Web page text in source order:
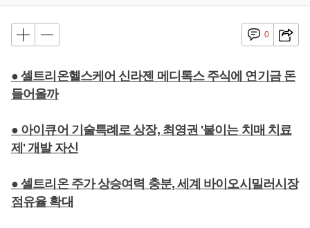
0
● 셀트리온헬스케어 신라젠 메디톡스 주식에 연기금 돈
들어올까
● 아이큐어 기술특례로 상장, 최영권 '붙이는 치매 치료
제' 개발 자신
● 셀트리온 주가 상승여력 충분, 세계 바이오시밀러시장
점유율 확대